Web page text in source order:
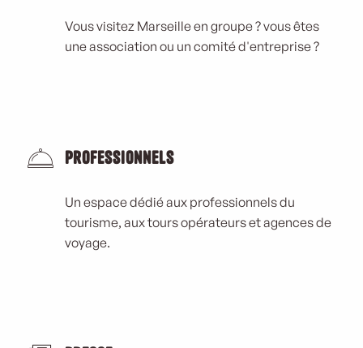
Vous visitez Marseille en groupe ? vous êtes
une association ou un comité d'entreprise ?
Professionnels
Un espace dédié aux professionnels du
tourisme, aux tours opérateurs et agences de
voyage.